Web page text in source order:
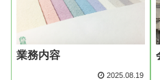
業務内容
2025.08.19